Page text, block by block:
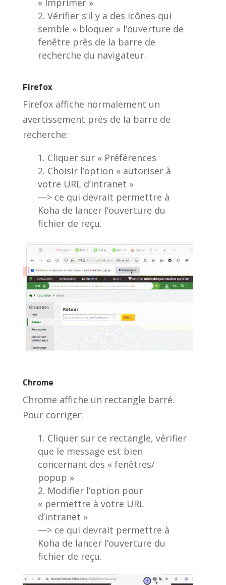
« Imprimer »
Vérifier s’il y a des icônes qui
semble « bloquer » l’ouverture de
fenêtre près de la barre de
recherche du navigateur.
Firefox
Firefox affiche normalement un
avertissement près de la barre de
recherche:
Cliquer sur « Préférences
Choisir l’option « autoriser à
votre URL d’intranet »
—> ce qui devrait permettre à
Koha de lancer l’ouverture du
fichier de reçu.
Chrome
Chrome affiche un rectangle barré.
Pour corriger:
Cliquer sur ce rectangle, vérifier
que le message est bien
concernant des « fenêtres/
popup »
Modifier l’option pour
« permettre à votre URL
d’intranet »
—> ce qui devrait permettre à
Koha de lancer l’ouverture du
fichier de reçu.